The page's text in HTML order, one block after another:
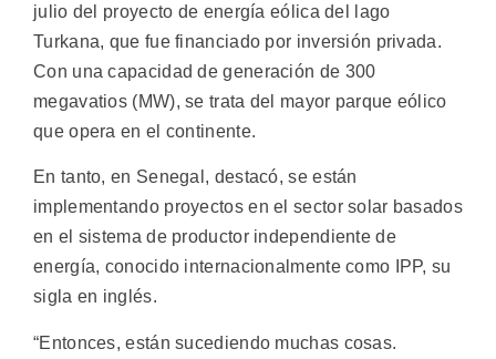
julio del proyecto de energía eólica del lago
Turkana, que fue financiado por inversión privada.
Con una capacidad de generación de 300
megavatios (MW), se trata del mayor parque eólico
que opera en el continente.
En tanto, en Senegal, destacó, se están
implementando proyectos en el sector solar basados
en el sistema de productor independiente de
energía, conocido internacionalmente como IPP, su
sigla en inglés.
“Entonces, están sucediendo muchas cosas.